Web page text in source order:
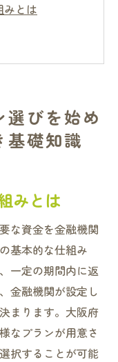
みとは
住宅ローンの
類と選び方
の準備
生かすための
のメリット
魅力
選択
るポイント
したローン選び
選びを始め
基礎知識
みとは
な資金を金融機関
基本的な仕組み
一定の期間内に返
金融機関が設定し
まります。大阪府
なプランが用意さ
択することが可能